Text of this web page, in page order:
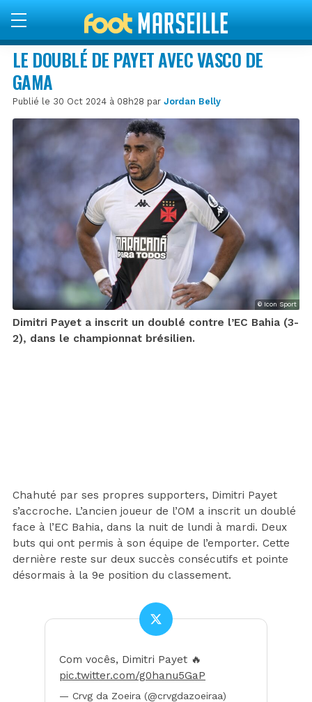
LE DOUBLÉ DE PAYET AVEC VASCO DE
GAMA
Publié le 30 Oct 2024 à 08h28 par Jordan Belly
© Icon Sport
Dimitri Payet a inscrit un doublé contre l’EC Bahia (3-
2), dans le championnat brésilien.
Chahuté par ses propres supporters, Dimitri Payet
s’accroche. L’ancien joueur de l’OM a inscrit un doublé
face à l’EC Bahia, dans la nuit de lundi à mardi. Deux
buts qui ont permis à son équipe de l’emporter. Cette
dernière reste sur deux succès consécutifs et pointe
désormais à la 9e position du classement.
Com vocês, Dimitri Payet 🔥
pic.twitter.com/g0hanu5GaP
— Crvg da Zoeira (@crvgdazoeiraa)